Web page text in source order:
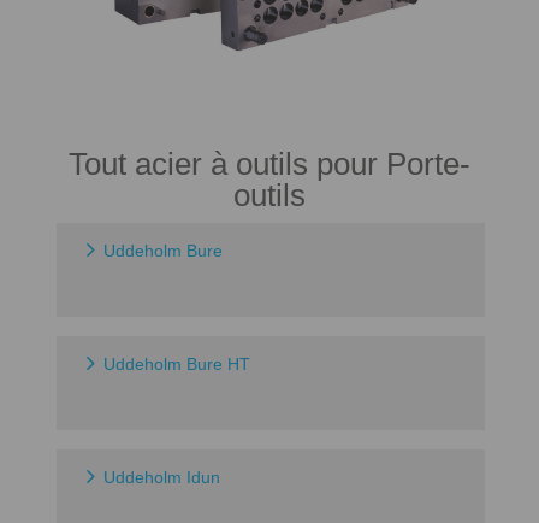
Tout acier à outils pour Porte-
outils
Uddeholm Bure
Uddeholm Bure HT
Uddeholm Idun